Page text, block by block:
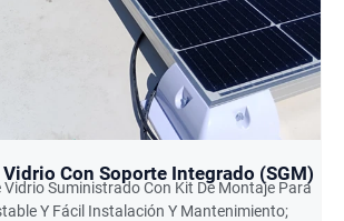
Vidrio Con Soporte Integrado (SGM)
Vidrio Suministrado Con Kit De Montaje Para
Y Fácil Instalación Y Mantenimiento;